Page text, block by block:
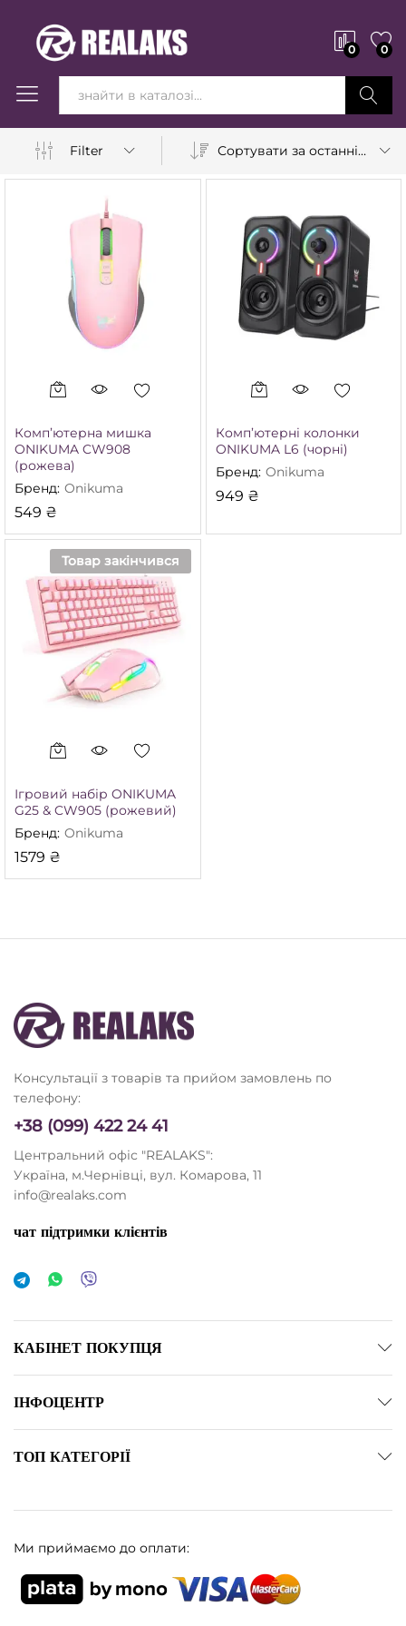
0 0
Вперед!
Filter
Сортувати за останніми
Комп’ютерна мишка
ONIKUMA CW908
(рожева)
Бренд: Onikuma
549 ₴
Комп’ютерні колонки
ONIKUMA L6 (чорні)
Бренд: Onikuma
949 ₴
Товар закінчився
Ігровий набір ONIKUMA
G25 & CW905 (рожевий)
Бренд: Onikuma
1579 ₴
Консультації з товарів та прийом замовлень по
телефону:
+38 (099) 422 24 41
Центральний офіс "REALAKS":
Україна, м.Чернівці, вул. Комарова, 11
info@realaks.com
чат підтримки клієнтів
КАБІНЕТ ПОКУПЦЯ
ІНФОЦЕНТР
ТОП КАТЕГОРІЇ
Ми приймаємо до оплати: